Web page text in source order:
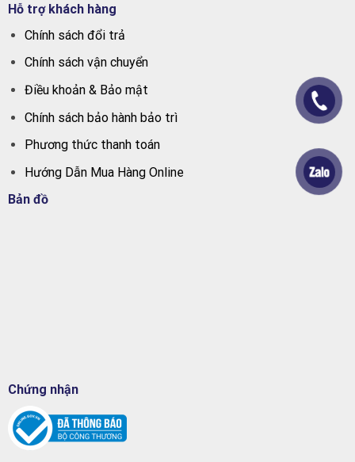
Hỗ trợ khách hàng
Chính sách đổi trả
Chính sách vận chuyển
Điều khoản & Bảo mật
Chính sách bảo hành bảo trì
Phương thức thanh toán
Hướng Dẫn Mua Hàng Online
Bản đồ
Chứng nhận